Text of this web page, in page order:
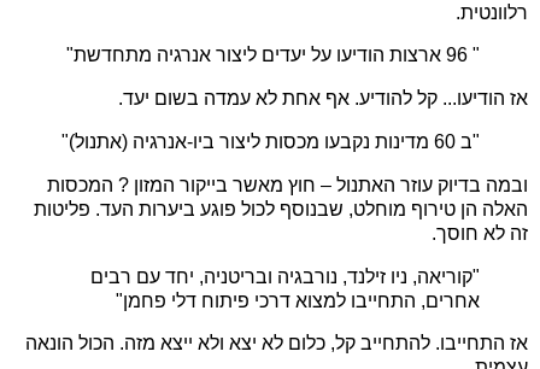
רלוונטית.
" 96 ארצות הודיעו על יעדים ליצור אנרגיה מתחדשת"
אז הודיעו... קל להודיע. אף אחת לא עמדה בשום יעד.
"ב 60 מדינות נקבעו מכסות ליצור ביו-אנרגיה (אתנול)"
ובמה בדיוק עוזר האתנול – חוץ מאשר בייקור המזון ? המכסות
האלה הן טירוף מוחלט, שבנוסף לכול פוגע ביערות העד. פליטות
זה לא חוסך.
"קוריאה, ניו זילנד, נורבגיה ובריטניה, יחד עם רבים
אחרים, התחייבו למצוא דרכי פיתוח דלי פחמן"
אז התחייבו. להתחייב קל, כלום לא יצא ולא ייצא מזה. הכול הונאה